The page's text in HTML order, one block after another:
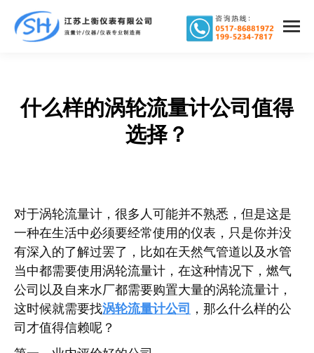
什么样的涡轮流量计公司值得
选择？
您在这里：
对于涡轮流量计，很多人可能并不熟悉，但是这是
一种在生活中必须要经常使用的仪表，只是你并没
有深入的了解过罢了，比如在天然气管道以及水管
当中都需要使用涡轮流量计，在这种情况下，燃气
公司以及自来水厂都需要购置大量的涡轮流量计，
这时候就需要找涡轮流量计公司 ，那么什么样的公
司才值得信赖呢？